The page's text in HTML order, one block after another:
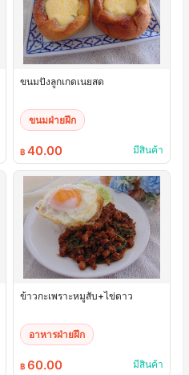
ขนมปังลูกเกดเนยสด
ขนมฝ่ายฝึก
฿ 40.00 มีสินค้า
ข้าวกะเพราะหมูสับ+ไข่ดาว
อาหารฝ่ายฝึก
฿ 60.00 มีสินค้า